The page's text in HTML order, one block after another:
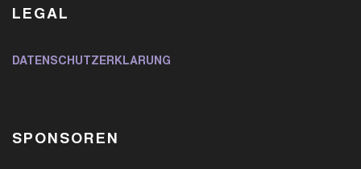
LEGAL
DATENSCHUTZERKLÄRUNG
SPONSOREN